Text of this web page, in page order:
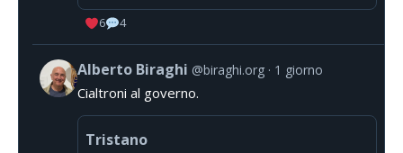
6 4
Alberto Biraghi @biraghi.org 1 giorno
Cialtroni al governo.
Tristano